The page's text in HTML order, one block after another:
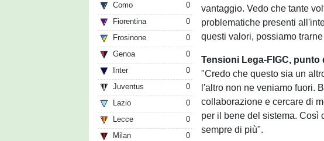
Como
0
Fiorentina
0
Frosinone
0
Genoa
0
Inter
0
Juventus
0
Lazio
0
Lecce
0
Milan
0
vantaggio. Vedo che tante
problematiche presenti
questi valori, possiamo
Tensioni Lega-FIGC,
"Credo che questo sia un
l'altro non ne veniamo fuori.
collaborazione e cercare di
per il bene del sistema. Così
sempre di più".